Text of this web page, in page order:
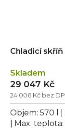
Chladicí skříň
Skladem
24 006 Kč bez
29 047 Kč
Objem: 570 l |
| Max.